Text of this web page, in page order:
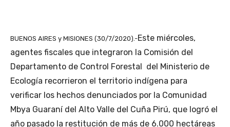
BUENOS AIRES y MISIONES (30/7/2020).-Este miércoles,
agentes fiscales que integraron la Comisión del
Departamento de Control Forestal del Ministerio de
Ecología recorrieron el territorio indígena para
verificar los hechos denunciados por la Comunidad
Mbya Guaraní del Alto Valle del Cuña Pirú, que logró el
año pasado la restitución de más de 6.000 hectáreas